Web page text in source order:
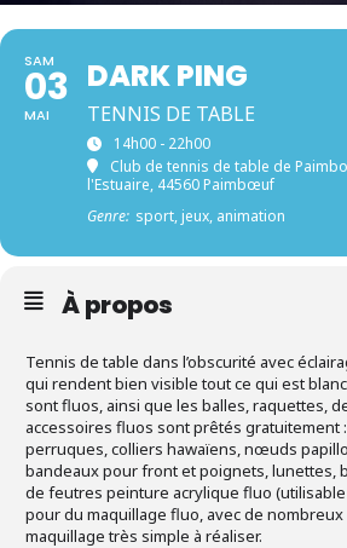
SAM
03
MAI
DARK PING
TENNIS DE TABLE
14h00 - 22h00
Club de tennis de table de
l'Estuaire, 44560 Paimbœuf
Genre: sport, jeux, animation
À propos
Tennis de table dans l’obscurité avec
qui rendent bien visible tout ce qui est
sont fluos, ainsi que les balles, raquettes,
accessoires fluos sont prêtés gratuitement
perruques, colliers hawaïens, nœuds
bandeaux pour front et poignets, lunettes,
de feutres peinture acrylique fluo
pour du maquillage fluo, avec de
maquillage très simple à réaliser.